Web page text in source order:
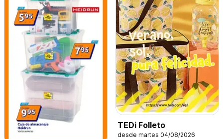
TEDi Folleto
desde martes 04/08/2026